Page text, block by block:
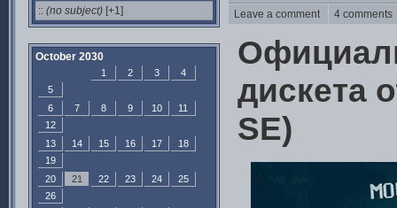
:: (no subject) [+1]
October 2030
1 2 3
4
5
6
7 8 9 10
11
12
13
14 15 16 17
18
19
20
21 22 23 24
25
26
Leave a comment 4
дискета
SE)